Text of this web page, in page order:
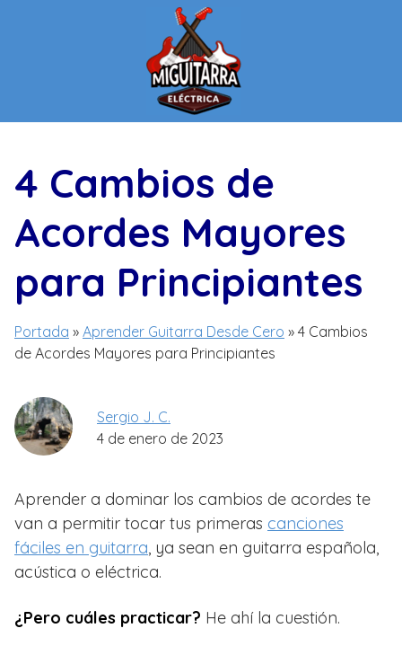
4 Cambios de
Acordes Mayores
para Principiantes
Portada » Aprender Guitarra Desde Cero » 4 Cambios
de Acordes Mayores para Principiantes
Sergio J. C.
4 de enero de 2023
Aprender a dominar los cambios de acordes te
van a permitir tocar tus primeras canciones
fáciles en guitarra, ya sean en guitarra española,
acústica o eléctrica.
¿Pero cuáles practicar? He ahí la cuestión.